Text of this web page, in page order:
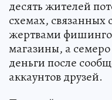
десять жителей
схемах, связанных
жертвами
магазины, а
деньги после
аккаунтов друзей.